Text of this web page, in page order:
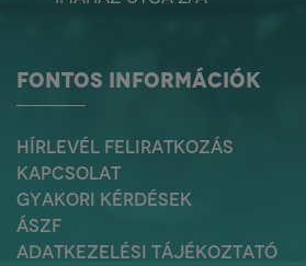
FONTOS INFORMÁCIÓK
HÍRLEVÉL FELIRATKOZÁS
KAPCSOLAT
GYAKORI KÉRDÉSEK
ÁSZF
ADATKEZELÉSI TÁJÉKOZTATÓ